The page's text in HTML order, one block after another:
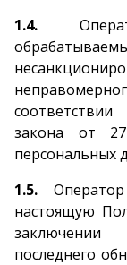
1.4.
закона от
персональных
1.5.
настоящую
последнего